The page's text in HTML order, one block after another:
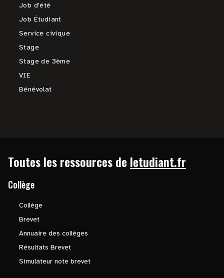
Job d'été
Job Étudiant
Service civique
Stage
Stage de 3ème
VIE
Bénévolat
Toutes les ressources de letudiant.fr
Collège
Collège
Brevet
Annuaire des collèges
Résultats Brevet
Simulateur note brevet